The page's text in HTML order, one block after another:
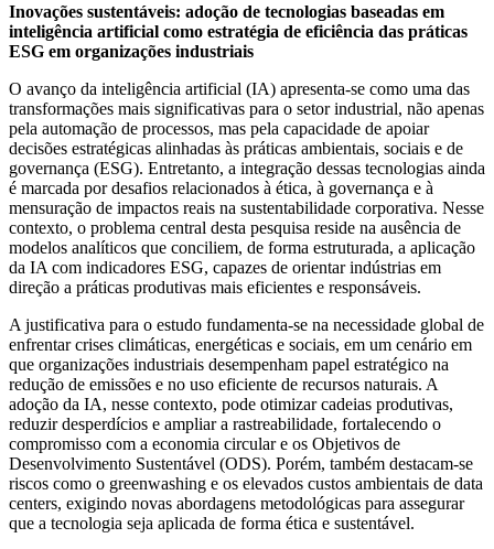
Inovações sustentáveis: adoção de tecnologias baseadas em
inteligência artificial como estratégia de eficiência das práticas
ESG em organizações industriais
O avanço da inteligência artificial (IA) apresenta-se como uma das
transformações mais significativas para o setor industrial, não apenas
pela automação de processos, mas pela capacidade de apoiar
decisões estratégicas alinhadas às práticas ambientais, sociais e de
governança (ESG). Entretanto, a integração dessas tecnologias ainda
é marcada por desafios relacionados à ética, à governança e à
mensuração de impactos reais na sustentabilidade corporativa. Nesse
contexto, o problema central desta pesquisa reside na ausência de
modelos analíticos que conciliem, de forma estruturada, a aplicação
da IA com indicadores ESG, capazes de orientar indústrias em
direção a práticas produtivas mais eficientes e responsáveis.
A justificativa para o estudo fundamenta-se na necessidade global de
enfrentar crises climáticas, energéticas e sociais, em um cenário em
que organizações industriais desempenham papel estratégico na
redução de emissões e no uso eficiente de recursos naturais. A
adoção da IA, nesse contexto, pode otimizar cadeias produtivas,
reduzir desperdícios e ampliar a rastreabilidade, fortalecendo o
compromisso com a economia circular e os Objetivos de
Desenvolvimento Sustentável (ODS). Porém, também destacam-se
riscos como o greenwashing e os elevados custos ambientais de data
centers, exigindo novas abordagens metodológicas para assegurar
que a tecnologia seja aplicada de forma ética e sustentável.